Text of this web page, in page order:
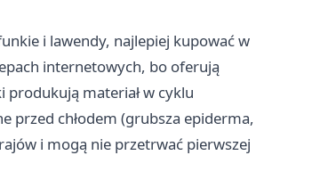
i lawendy, najlepiej kupować w
internetowych, bo oferują
produkują materiał w cyklu
przed chłodem (grubsza epiderma,
i mogą nie przetrwać pierwszej